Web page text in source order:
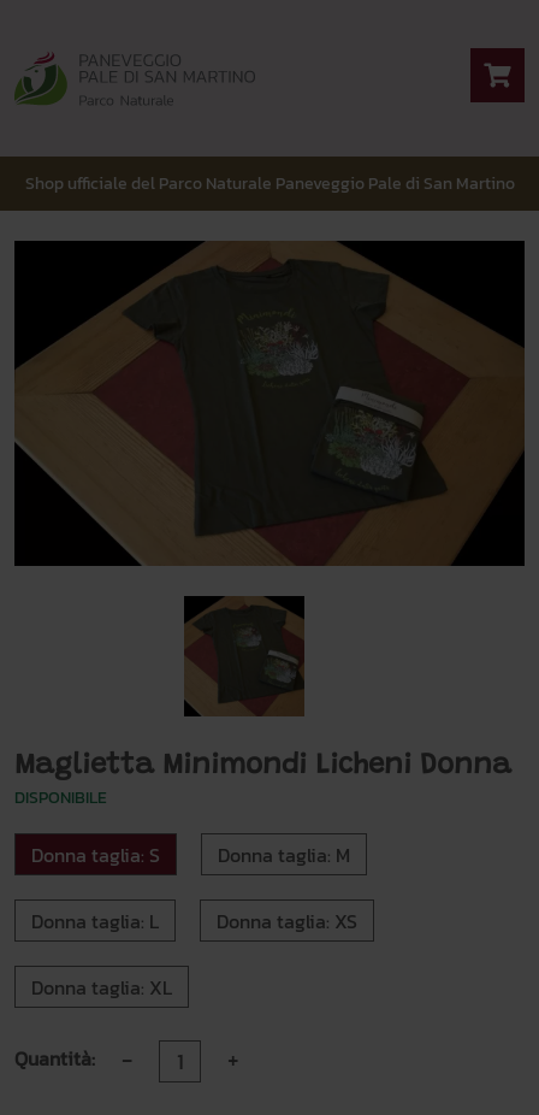
Shop ufficiale del Parco Naturale Paneveggio Pale di San Martino
Maglietta Minimondi Licheni Donna
DISPONIBILE
Donna taglia: S Donna taglia: M
Donna taglia: L Donna taglia: XS
Donna taglia: XL
Quantità: - +